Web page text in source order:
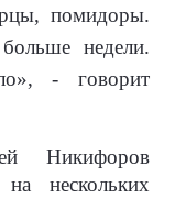
помидоры.
недели.
- говорит
Никифоров
нескольких